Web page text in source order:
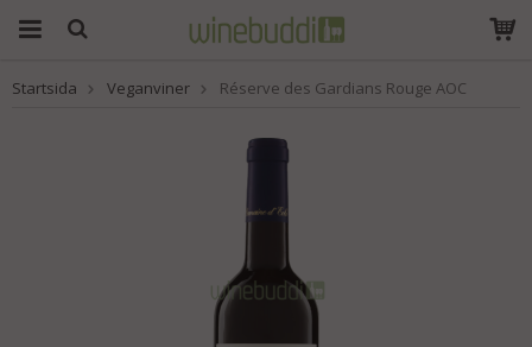
Produkten har blivit
Startsida Veganviner Réserve des Gardians Rouge AOC